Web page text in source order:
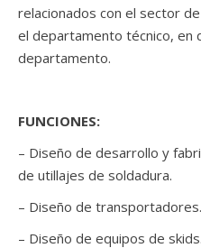
relacionados con el sector
el departamento técnico, en
departamento.
FUNCIONES:
– Diseño de desarrollo y
de utillajes de soldadura.
– Diseño de transportadores.
– Diseño de equipos de skids.